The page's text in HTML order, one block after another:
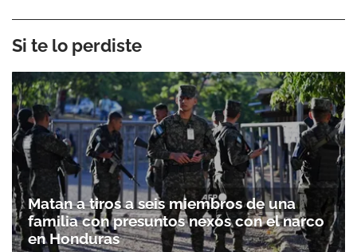
Si te lo perdiste
Matan a tiros a seis miembros de una
familia con presuntos nexos con el narco
en Honduras